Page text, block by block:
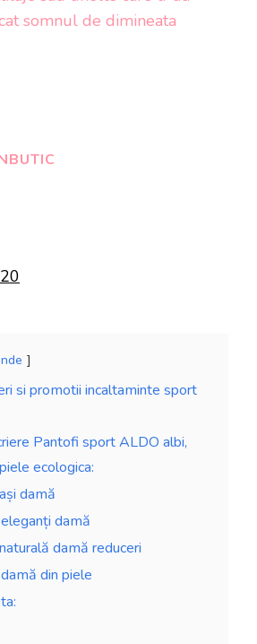
somnul de dimineata
si promotii incaltaminte sport
Pantofi sport ALDO albi,
ecologica:
damă
damă
damă reduceri
din piele